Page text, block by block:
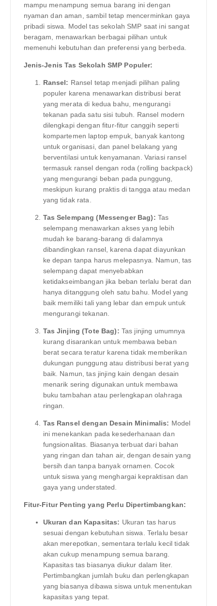
mampu menampung semua barang ini dengan
nyaman dan aman, sambil tetap mencerminkan gaya
pribadi siswa. Model tas sekolah SMP saat ini sangat
beragam, menawarkan berbagai pilihan untuk
memenuhi kebutuhan dan preferensi yang berbeda.
Jenis-Jenis Tas Sekolah SMP Populer:
Ransel: Ransel tetap menjadi pilihan paling
populer karena menawarkan distribusi berat
yang merata di kedua bahu, mengurangi
tekanan pada satu sisi tubuh. Ransel modern
dilengkapi dengan fitur-fitur canggih seperti
kompartemen laptop empuk, banyak kantong
untuk organisasi, dan panel belakang yang
berventilasi untuk kenyamanan. Variasi ransel
termasuk ransel dengan roda (rolling backpack)
yang mengurangi beban pada punggung,
meskipun kurang praktis di tangga atau medan
yang tidak rata.
Tas Selempang (Messenger Bag): Tas
selempang menawarkan akses yang lebih
mudah ke barang-barang di dalamnya
dibandingkan ransel, karena dapat diayunkan
ke depan tanpa harus melepasnya. Namun, tas
selempang dapat menyebabkan
ketidakseimbangan jika beban terlalu berat dan
hanya ditanggung oleh satu bahu. Model yang
baik memiliki tali yang lebar dan empuk untuk
mengurangi tekanan.
Tas Jinjing (Tote Bag): Tas jinjing umumnya
kurang disarankan untuk membawa beban
berat secara teratur karena tidak memberikan
dukungan punggung atau distribusi berat yang
baik. Namun, tas jinjing kain dengan desain
menarik sering digunakan untuk membawa
buku tambahan atau perlengkapan olahraga
ringan.
Tas Ransel dengan Desain Minimalis: Model
ini menekankan pada kesederhanaan dan
fungsionalitas. Biasanya terbuat dari bahan
yang ringan dan tahan air, dengan desain yang
bersih dan tanpa banyak ornamen. Cocok
untuk siswa yang menghargai kepraktisan dan
gaya yang understated.
Fitur-Fitur Penting yang Perlu Dipertimbangkan:
Ukuran dan Kapasitas: Ukuran tas harus
sesuai dengan kebutuhan siswa. Terlalu besar
akan merepotkan, sementara terlalu kecil tidak
akan cukup menampung semua barang.
Kapasitas tas biasanya diukur dalam liter.
Pertimbangkan jumlah buku dan perlengkapan
yang biasanya dibawa siswa untuk menentukan
kapasitas yang tepat.